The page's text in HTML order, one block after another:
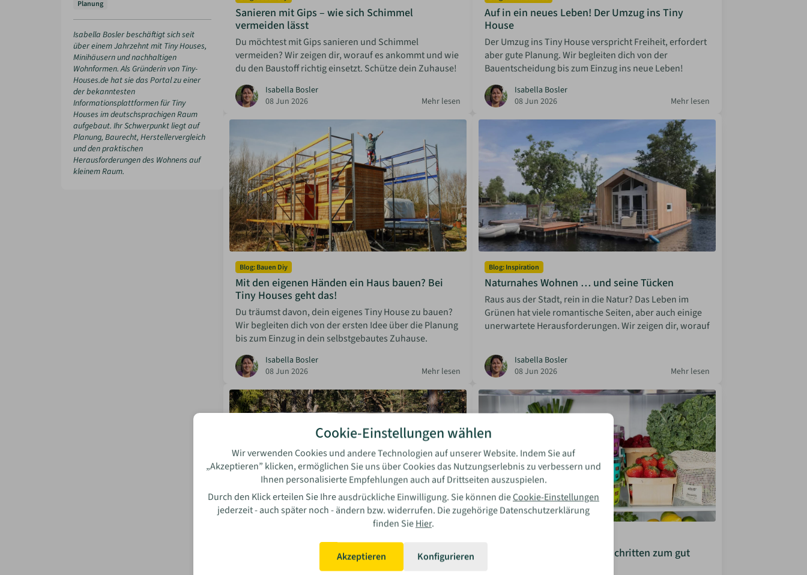
Planung
Isabella Bosler beschäftigt sich seit
über einem Jahrzehnt mit Tiny Houses,
Minihäusern und nachhaltigen
Wohnformen. Als Gründerin von Tiny-
Houses.de hat sie das Portal zu einer
der bekanntesten
Informationsplattformen für Tiny
Houses im deutschsprachigen Raum
aufgebaut. Ihr Schwerpunkt liegt auf
Planung, Baurecht, Herstellervergleich
und den praktischen
Herausforderungen des Wohnens auf
kleinem Raum.
Sanieren mit Gips – wie sich Schimmel
vermeiden lässt
Du möchtest mit Gips sanieren und Schimmel
vermeiden? Wir zeigen dir, worauf es ankommt und wie
du den Baustoff richtig einsetzt. Schütze dein Zuhause!
Isabella Bosler
08 Jun 2026
Mehr lesen
Auf in ein neues Leben! Der Umzug ins Tiny
House
Der Umzug ins Tiny House verspricht Freiheit, erfordert
aber gute Planung. Wir begleiten dich von der
Bauentscheidung bis zum Einzug ins neue Leben!
Isabella Bosler
08 Jun 2026
Mehr lesen
Blog: Bauen Diy
Mit den eigenen Händen ein Haus bauen? Bei
Tiny Houses geht das!
Du träumst davon, dein eigenes Tiny House zu bauen?
Wir begleiten dich von der ersten Idee über die Planung
bis zum Einzug in dein selbstgebautes Zuhause.
Isabella Bosler
08 Jun 2026
Mehr lesen
Blog: Inspiration
Naturnahes Wohnen … und seine Tücken
Raus aus der Stadt, rein in die Natur? Das Leben im
Grünen hat viele romantische Seiten, aber auch einige
unerwartete Herausforderungen. Wir zeigen dir, worauf
Isabella Bosler
08 Jun 2026
Mehr lesen
PopUpHuts: Upgecycelte Containerhäuser für
nachhaltiges Wohnen
Ordnung im Minihaus: In 3 Schritten zum gut
Cookie-Einstellungen wählen
Wir verwenden Cookies und andere Technologien auf unserer Website. Indem Sie auf
„Akzeptieren” klicken, ermöglichen Sie uns über Cookies das Nutzungserlebnis zu verbessern und
Ihnen personalisierte Empfehlungen auch auf Drittseiten auszuspielen.
Durch den Klick erteilen Sie Ihre ausdrückliche Einwilligung. Sie können dieCookie-Einstellungen
jederzeit - auch später noch - ändern bzw. widerrufen. Die zugehörige Datenschutzerklärung
finden SieHier.
Akzeptieren Konfigurieren